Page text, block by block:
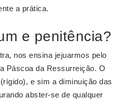
a prática.
e penitência?
nos ensina jejuarmos pelo
Páscoa da Ressurreição. O
e sim a diminuição das
abster-se de qualquer